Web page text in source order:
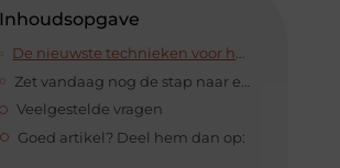
Inhoudsopgave
De nieuwste technieken voor huidverbetering onder de loep
Veelgestelde vragen
Goed artikel? Deel hem dan op: